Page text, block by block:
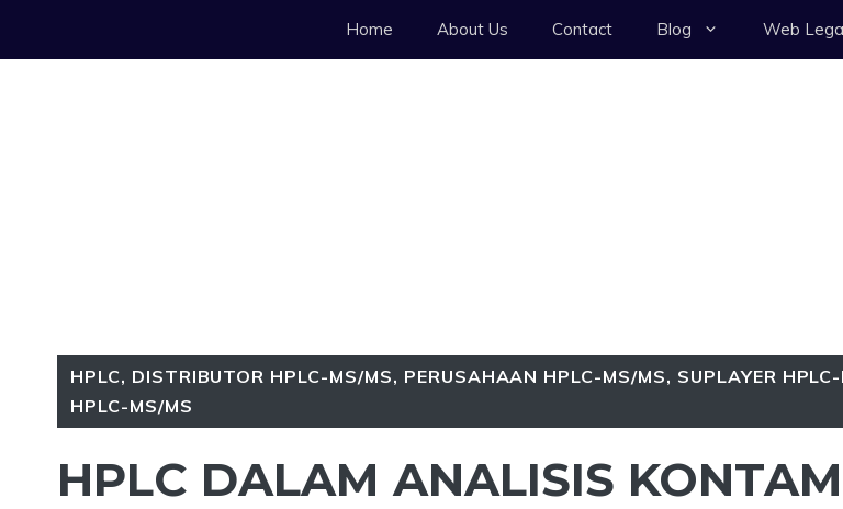
Home About Us Contact Blog Web
HPLC, DISTRIBUTOR HPLC-MS/MS, PERUSAHAAN HPLC-MS/MS, SUPLAYER
HPLC-MS/MS
HPLC DALAM ANALISIS